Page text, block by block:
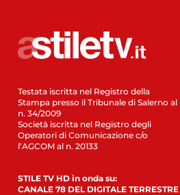
Testata iscritta nel Registro della
Stampa presso il Tribunale di Salerno al
n. 34/2009
Società iscritta nel Registro degli
Operatori di Comunicazione c/o
l’AGCOM al n. 20133
STILE TV HD in onda su:
CANALE 78 DEL DIGITALE TERRESTRE